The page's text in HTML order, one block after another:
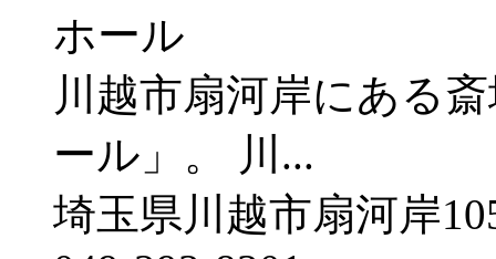
川越市扇河岸にある
ール」。 川...
埼玉県川越市扇河岸